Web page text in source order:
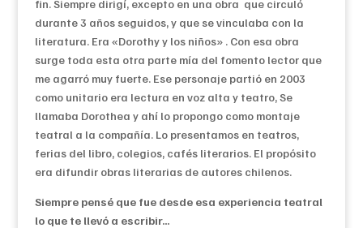
fin. Siempre dirigí, excepto en una obra que circuló
durante 3 años seguidos, y que se vinculaba con la
literatura. Era «Dorothy y los niños» . Con esa obra
surge toda esta otra parte mía del fomento lector que
me agarró muy fuerte. Ese personaje partió en 2003
como unitario era lectura en voz alta y teatro, Se
llamaba Dorothea y ahí lo propongo como montaje
teatral a la compañía. Lo presentamos en teatros,
ferias del libro, colegios, cafés literarios. El propósito
era difundir obras literarias de autores chilenos.
Siempre pensé que fue desde esa experiencia teatral
lo que te llevó a escribir…